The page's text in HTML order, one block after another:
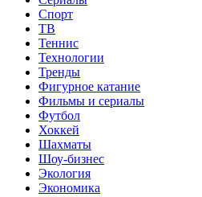
Спорт
ТВ
Теннис
Технологии
Тренды
Фигурное катание
Фильмы и сериалы
Футбол
Хоккей
Шахматы
Шоу-бизнес
Экология
Экономика